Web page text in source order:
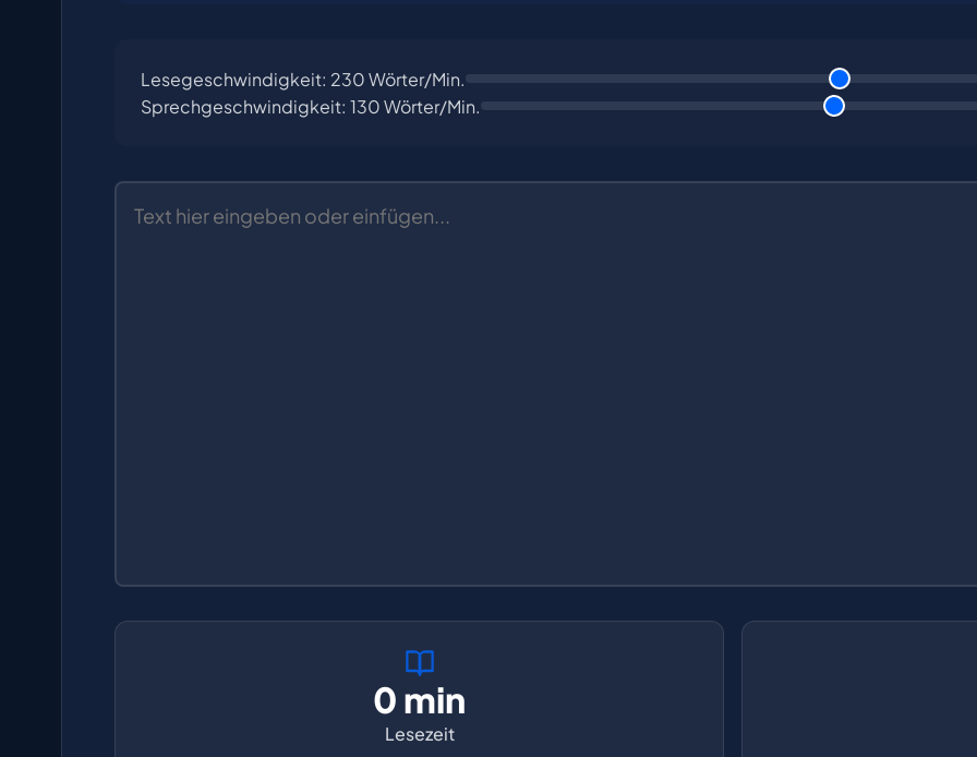
Lesegeschwindigkeit: 230Wörter/Min.
Sprechgeschwindigkeit: 130Wörter/Min.
0 min
Lesezeit